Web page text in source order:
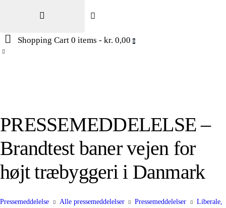
Shopping Cart 0 items - kr. 0,00 0
PRESSEMEDDELELSE –
Brandtest baner vejen for
højt træbyggeri i Danmark
Pressemeddelelse Alle pressemeddelelser Pressemeddelelser
Liberale,